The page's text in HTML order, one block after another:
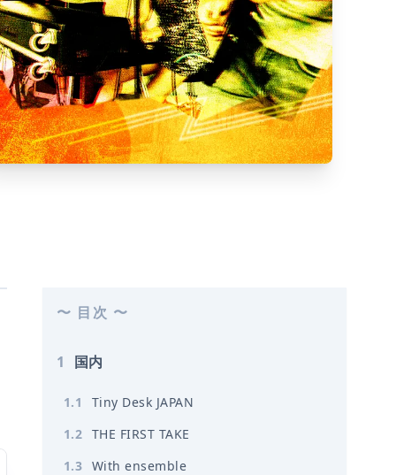
〜 目次 〜
1 国内
1.1
Tiny Desk JAPAN
1.2 THE FIRST TAKE
1.3 With ensemble